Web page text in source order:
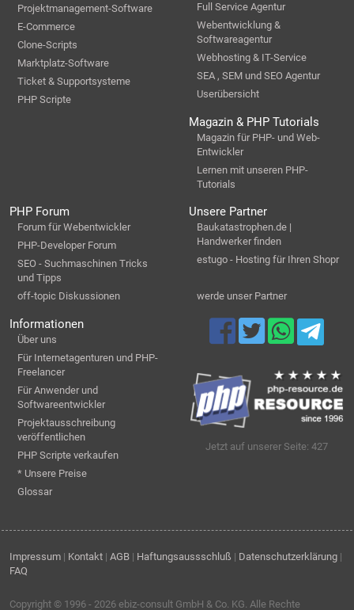
Projektmanagement-Software
E-Commerce
Clone-Scripts
Marktplatz-Software
Ticket & Supportsysteme
PHP Scripte
Full Service Agentur
Webentwicklung &
Softwareagentur
Webhosting & IT-Service
SEA , SEM und SEO Agentur
Userübersicht
Magazin & PHP Tutorials
Magazin für PHP- und Web-
Entwickler
Lernen mit unseren PHP-
Tutorials
PHP Forum
Forum für Webentwickler
PHP-Developer Forum
SEO - Suchmaschinen Tricks
und Tipps
off-topic Diskussionen
Unsere Partner
Baukatastrophen.de |
Handwerker finden
estugo - Hosting für Ihren Shopr
werde unser Partner
Informationen
Über uns
Für Internetagenturen und PHP-
Freelancer
Für Anwender und
Softwareentwickler
Projektausschreibung
veröffentlichen
PHP Scripte verkaufen
* Unsere Preise
Glossar
Jetzt auf unserer Seite: 427
Impressum | Kontakt | AGB | Haftungsaussschluß | Datenschutzerklärung |
FAQ
Copyright © 1996 - 2026 ebiz-consult GmbH & Co. KG. Alle Rechte